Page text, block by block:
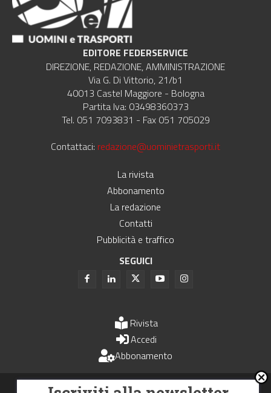
EDITORE FEDERSERVICE
DIREZIONE, REDAZIONE, AMMINISTRAZIONE
Via G. Di Vittorio, 21/b1
40013 Castel Maggiore - Bologna
Partita Iva: 03498360373
Tel. 051 7093831 - Fax 051 705029
Contattaci: redazione@uominietrasporti.it
La rivista
Abbonamento
La redazione
Contatti
Pubblicità e traffico
SEGUICI
Rivista
Accedi
Abbonamento
Uomini e Trasporti è un periodico associato all'Unione Stampa